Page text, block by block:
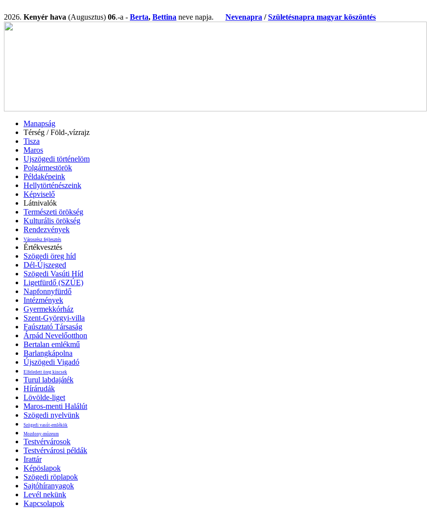
2026. Kenyér hava (Augusztus) 06.-a - Berta, Bettina neve napja. Nevenapra /Születésnapra magyar köszöntés
Manapság
Térség / Föld-,vízrajz
Tisza
Maros
Ujszögedi történelöm
Polgármestörök
Példaképeink
Hellytörténészeink
Képviselő
Látnivalók
Természeti örökség
Kulturális örökség
Rendezvények
Városrész fejlesztés
Értékvesztés
Szögedi öreg híd
Dél-Újszeged
Szögedi Vasúti Híd
Ligetfürdő (SZÚE)
Napfonnyfürdő
Intézmények
Gyermekkórház
Szent-Györgyi-villa
Faúsztató Társaság
Árpád Nevelőotthon
Bertalan emlékmű
Barlangkápolna
Újszögedi Vigadó
Elfeledett öreg kincsek
Turul labdajáték
Hírárudák
Lövölde-liget
Maros-menti Halálút
Szögedi nyelvünk
Szögedi vasút-emlékök
Mozdony-múzeum
Testvérvárosok
Testvérvárosi példák
Irattár
Képöslapok
Szögedi röplapok
Sajtóhíranyagok
Levél nekünk
Kapcsolapok